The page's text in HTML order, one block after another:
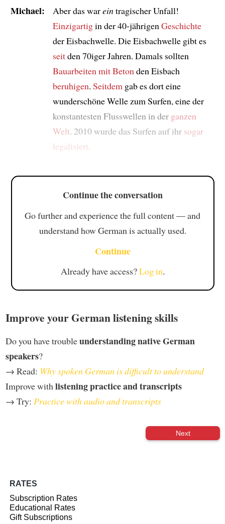
Michael: Aber das wareintragischer Unfall!
Einzigartigin der 40-jährigen Geschichte
der Eisbachwelle. Die Eisbachwelle gibt es
seitden 70iger Jahren. Damals sollten
Bauarbeiten mit Beton den Eisbach
beruhigen. Seitdem gab es dort eine
wunderschöne Welle zum Surfen, eine der
konstantesten Flusswellen in der ganzen
Welt. 2010 wurde das Surfen auf ihr sogar
legalisiert.
Continue the conversation
Go further and experience the full content — and
understand how German is actually used.
Continue
Already have access?Log in.
Improve your German listening skills
Do you have troubleunderstanding native German
speakers?
→ Read: Why spoken German is difficult to understand
Improve with listening practice and transcripts
→ Try: Practice with audio and transcripts
Next
RATES
Subscription Rates
Educational Rates
Gift Subscriptions